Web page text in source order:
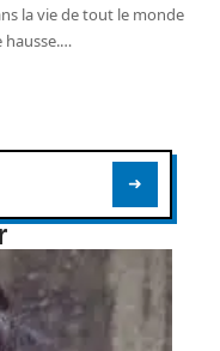
la vie de tout le monde
…